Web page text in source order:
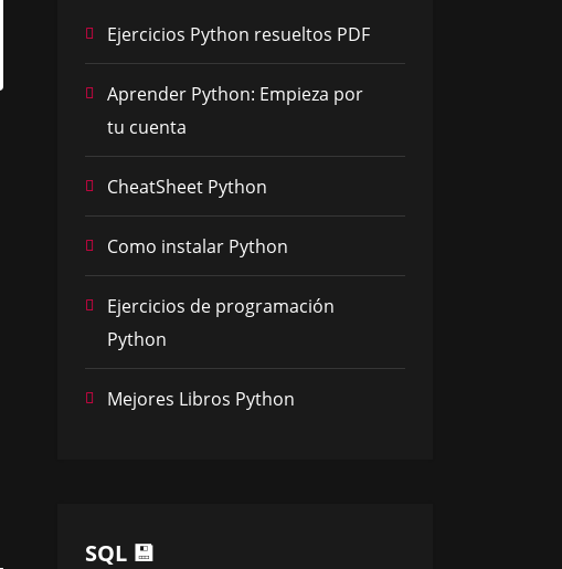
Ejercicios Python resueltos PDF
Aprender Python: Empieza por
tu cuenta
CheatSheet Python
Como instalar Python
Ejercicios de programación
Python
Mejores Libros Python
SQL 💾